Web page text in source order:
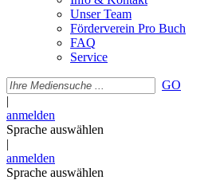
Unser Team
Förderverein Pro Buch
FAQ
Service
GO
|
anmelden
Sprache auswählen
|
anmelden
Sprache auswählen